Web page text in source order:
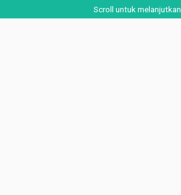
Scroll untuk melanjutkan